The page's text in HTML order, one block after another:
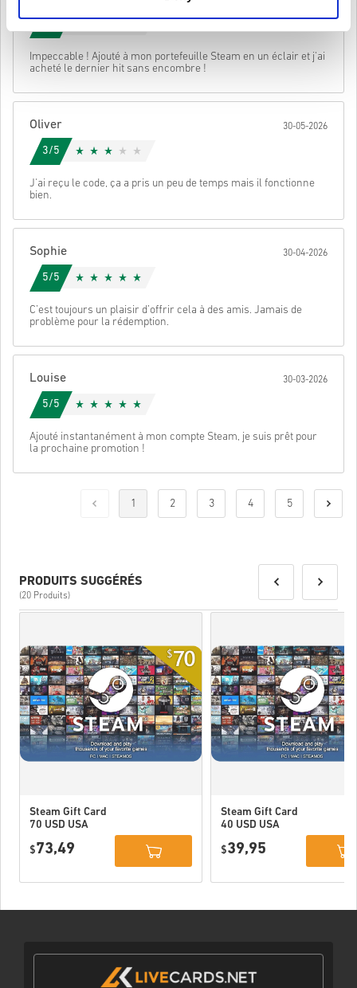
• Entre ton adresse e-mail
• Sélectionne ton mode de paiement préféré
accéder à ton code.
produits.
Annulez Envoyer
Impeccable ! Ajouté à mon portefeuille Steam en un éclair et j'ai
acheté le dernier hit sans encombre !
Oliver 30-05-2026
3/5
J'ai reçu le code, ça a pris un peu de temps mais il fonctionne
bien.
Sophie 30-04-2026
5/5
C’est toujours un plaisir d’offrir cela à des amis. Jamais de
problème pour la rédemption.
Louise 30-03-2026
5/5
Ajouté instantanément à mon compte Steam, je suis prêt pour
la prochaine promotion !
1 2 3 4 5
PRODUITS SUGGÉRÉS
(20 Produits)
Steam Gift Card
70 USD USA
$73,49
Steam Gift Card
40 USD USA
$39,95